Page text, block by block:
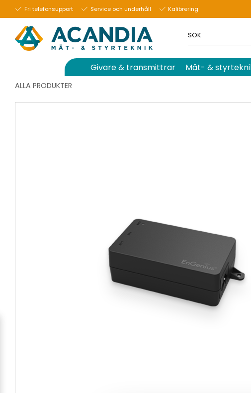
Fri telefonsupport Service och underhåll Kalibrering
Givare & transmittrar Mät- &
ALLA PRODUKTER